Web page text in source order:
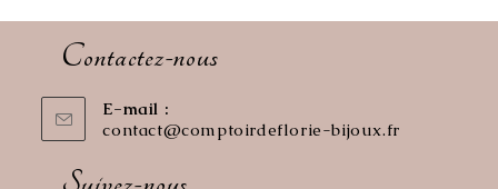
Contactez-nous
E-mail :
contact@comptoirdeflorie-bijoux.frS’ouvre